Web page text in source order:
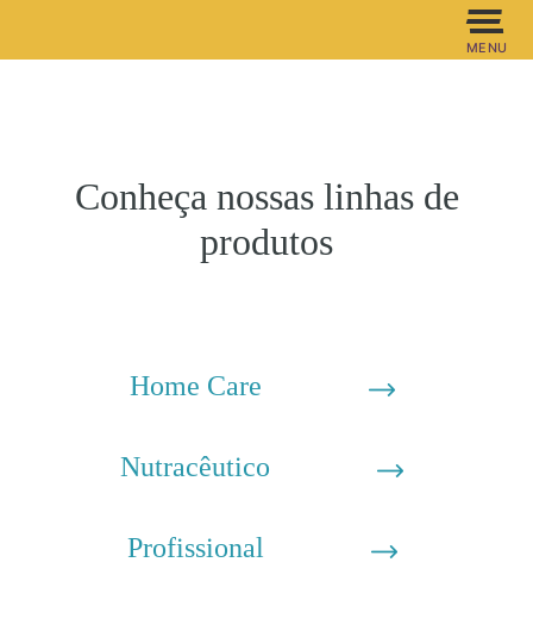
MENU
Conheça nossas linhas de
produtos
Home Care
Nutracêutico
Profissional